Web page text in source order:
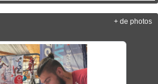
+ de photos